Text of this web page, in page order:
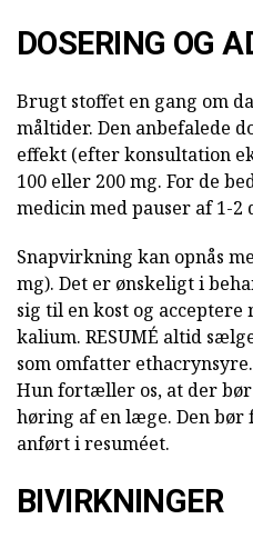
DOSERING OG
Brugt stoffet en gang om
måltider. Den anbefalede
effekt (efter konsultation
100 eller 200 mg. For de
medicin med pauser af 1-2
Snapvirkning kan opnås
mg). Det er ønskeligt i
sig til en kost og
kalium. RESUMÉ altid
som omfatter
Hun fortæller os, at der
høring af en læge. Den
anført i resuméet.
BIVIRKNINGER